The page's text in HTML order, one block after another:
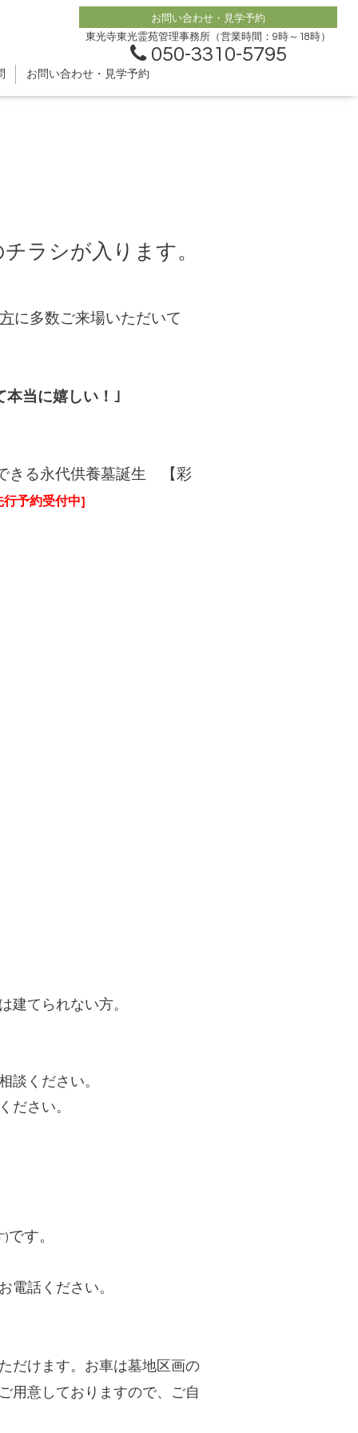
お問い合わせ・見学予約
東光寺東光霊苑管理事務所（営業時間：9時～18時）
050-3310-5795
お問い合わせ・見学予約
ラシが入ります。
に多数ご来場いただいて
本当に嬉しい！｣
きる永代供養墓誕生 【彩
行予約受付中]
建てられない方。
談ください。
ださい。
)です。
電話ください。
だけます。お車は墓地区画の
用意しておりますので、ご自